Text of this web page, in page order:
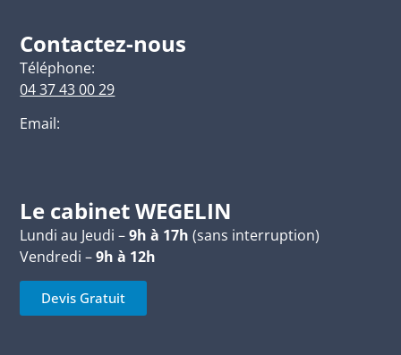
Contactez-nous
Téléphone:
04 37 43 00 29
Email:
Le cabinet WEGELIN
Lundi au Jeudi –9h à 17h (sans interruption)
Vendredi –9h à 12h
Devis Gratuit